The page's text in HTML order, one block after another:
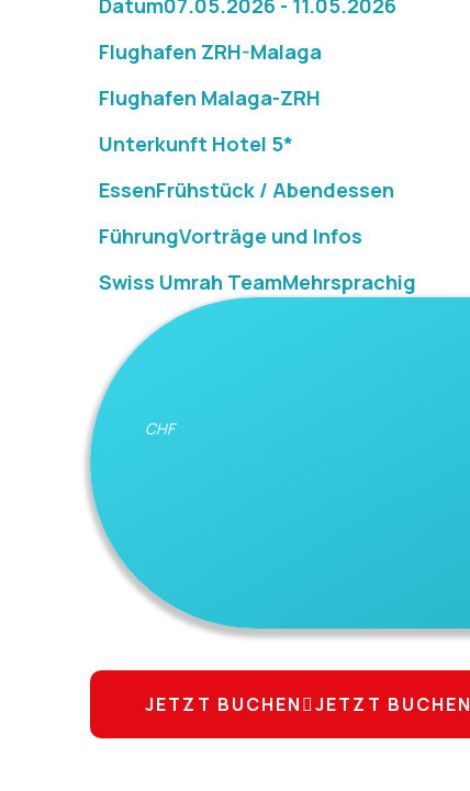
Datum07.05.2026 - 11.05.2026
Flughafen ZRH-Malaga
Flughafen Malaga-ZRH
Unterkunft Hotel 5*
EssenFrühstück / Abendessen
FührungVorträge und Infos
Swiss Umrah TeamMehrsprachig
CHF
JETZT BUCHEN JETZT BUCHEN